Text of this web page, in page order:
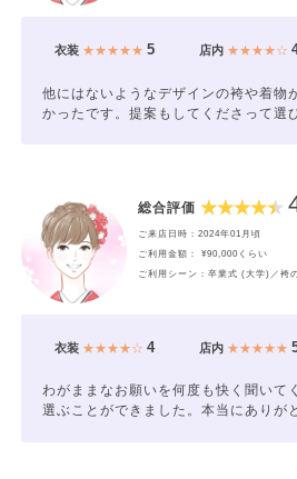
衣装★★★★★ 5 店内★★★★☆
他にはないようなデザインの袴や着物
かったです。提案もしてくださって選
総合評価
ご来店日時：2024年01月頃
ご利用金額： ¥90,000くらい
ご利用シーン：卒業式 (大学)／袴
衣装★★★★☆ 4 店内★★★★★
わがままなお願いを何度も快く聞いて
選ぶことができました。本当にありが